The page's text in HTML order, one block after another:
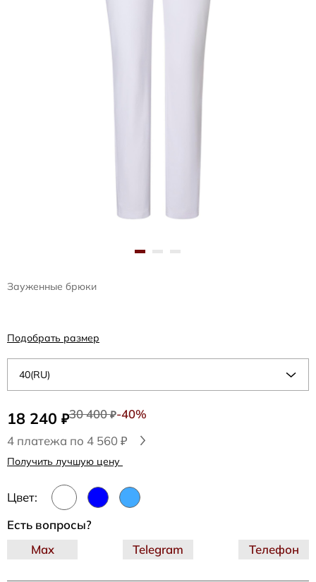
Зауженные брюки
18 240 ₽30 400₽-40%
4 платежа по 4 560 ₽
Получить лучшую цену
Цвет:
40(RU)
Подобрать размер
Есть вопросы?
Telegram
Max Телефон